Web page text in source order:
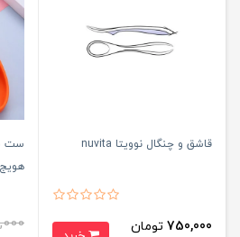
قاشق و چنگال نوویتا nuvita
750,000 تومان
ست
هویج